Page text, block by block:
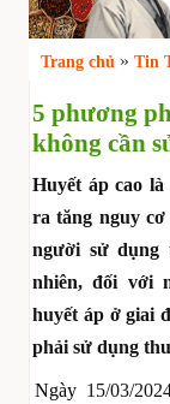
Trang chủ » Tin
5 phương
không cần
Huyết áp cao
ra tăng nguy
người sử dụng
nhiên, đối với
huyết áp ở giai
phải sử dụng
Ngày 15/03/